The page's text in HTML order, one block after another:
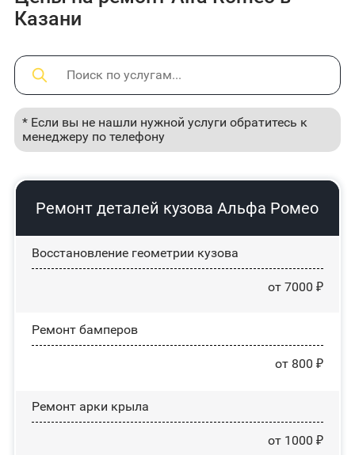
Казани
* Если вы не нашли нужной услуги обратитесь к
менеджеру по телефону
Ремонт деталей кузова Альфа Ромео
Восстановление геометрии кузова
от 7000 ₽
Ремонт бамперов
от 800 ₽
Ремонт арки крыла
от 1000 ₽